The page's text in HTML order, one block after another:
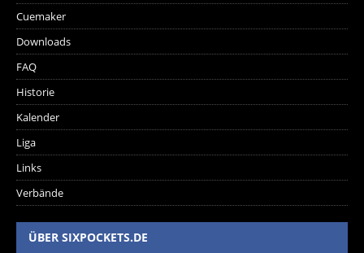
Cuemaker
Downloads
FAQ
Historie
Kalender
Liga
Links
Verbände
ÜBER SIXPOCKETS.DE